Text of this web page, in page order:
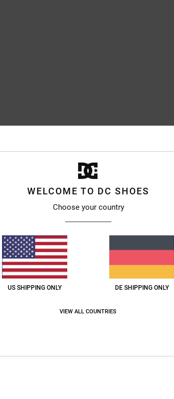
WELCOME TO DC SHOES
Choose your country
US SHIPPING ONLY DE SHIPPING ONLY
VIEW ALL COUNTRIES